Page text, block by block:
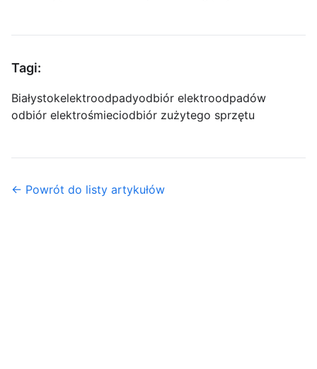
Tagi:
Białystokelektroodpadyodbiór elektroodpadów
odbiór elektrośmieciodbiór zużytego sprzętu
← Powrót do listy artykułów